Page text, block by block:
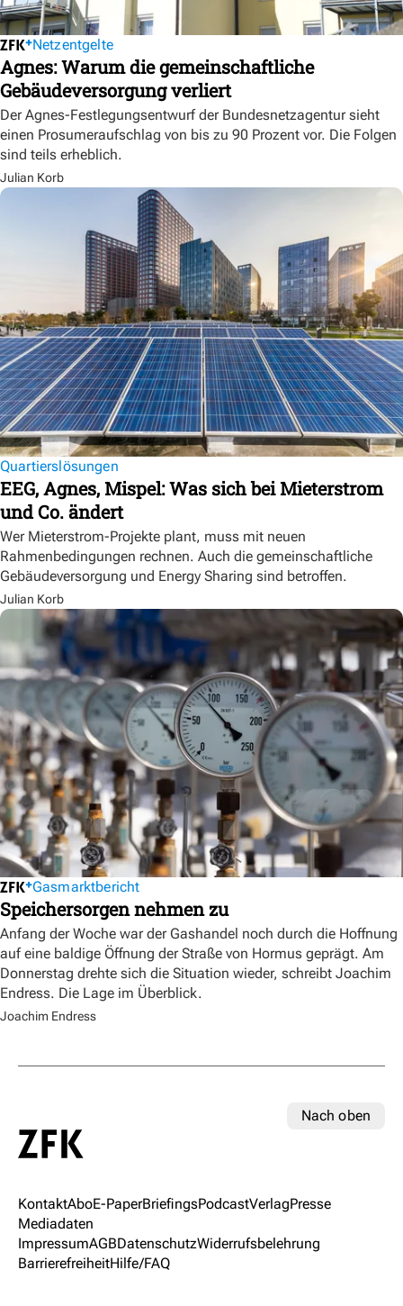
Netzentgelte
Agnes: Warum die gemeinschaftliche
Gebäudeversorgung verliert
Der Agnes-Festlegungsentwurf der Bundesnetzagentur sieht
einen Prosumeraufschlag von bis zu 90 Prozent vor. Die Folgen
sind teils erheblich.
Julian Korb
Quartierslösungen
EEG, Agnes, Mispel: Was sich bei Mieterstrom
und Co. ändert
Wer Mieterstrom-Projekte plant, muss mit neuen
Rahmenbedingungen rechnen. Auch die gemeinschaftliche
Gebäudeversorgung und Energy Sharing sind betroffen.
Julian Korb
Gasmarktbericht
Speichersorgen nehmen zu
Anfang der Woche war der Gashandel noch durch die Hoffnung
auf eine baldige Öffnung der Straße von Hormus geprägt. Am
Donnerstag drehte sich die Situation wieder, schreibt Joachim
Endress. Die Lage im Überblick.
Joachim Endress
Nach oben
KontaktAboE-PaperBriefingsPodcastVerlagPresse
Mediadaten
ImpressumAGBDatenschutzWiderrufsbelehrung
BarrierefreiheitHilfe/FAQ